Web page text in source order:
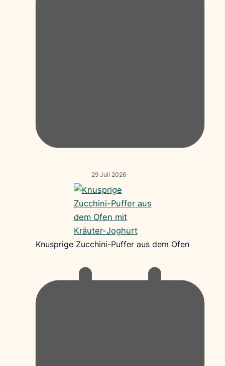
29 Juli 2026
Knusprige Zucchini-Puffer aus dem Ofen